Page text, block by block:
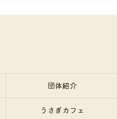
団体紹介
うさぎカフェ